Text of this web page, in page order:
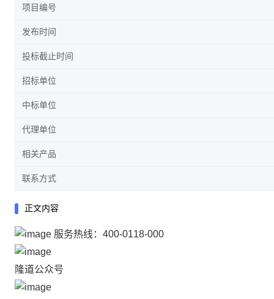
项目编号
发布时间
投标截止时间
招标单位
中标单位
代理单位
相关产品
联系方式
正文内容
服务热线： 400-0118-000
隆道公众号